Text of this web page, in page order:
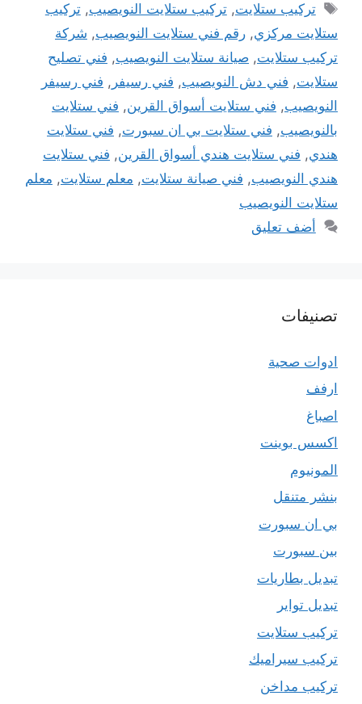
الوسوم
تركيب ستلايت,تركيب ستلايت النويصيب,تركيب
ستلايت مركزي, رقم فني ستلايت النويصيب, شركة
تركيب ستلايت, صيانة ستلايت النويصيب, فني تصليح
ستلايت, فني دش النويصيب, فني رسيفر , فني رسيفر
النويصيب, فني ستلايت أسواق القرين, فني ستلايت
بالنويصيب, فني ستلايت بي ان سبورت, فني ستلايت
هندي, فني ستلايت هندي أسواق القرين, فني ستلايت
هندي النويصيب, فني صيانة ستلايت, معلم ستلايت, معلم
ستلايت النويصيب
أضف تعليق
تصنيفات
ادوات صحية
ارفف
اصباغ
اكسس بوينت
المونيوم
بنشر متنقل
بي ان سبورت
بين سبورت
تبديل بطاريات
تبديل تواير
تركيب ستلايت
تركيب سيراميك
تركيب مداخن